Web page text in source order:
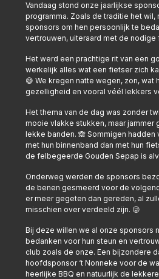
Vandaag stond onze jaarlijkse
programma. Zoals de traditie het wil,
sponsors om hen persoonlijk te
vertrouwen, uiteraard met de nodige
Het werd een prachtige rit van een
werkelijk alles wat een fietser zich
😅 We kregen natte wegen, zon, wat
gezelligheid en vooral véél lekkers
Het thema van de dag was zonder
mooie vlakke stukken, maar jammer
lekke banden. 🙈 Sommigen hadden
met hun binnenband dan met hun
de felbegeerde Gouden Sepap is
Onderweg werden de sponsors
de benen gesmeerd voor de
er meer gegeten dan gereden, al
misschien over verdeeld zijn. 😜
Bij deze willen we al onze sponsors
bedanken voor hun steun en
club zoals de onze. Een bijzondere
hoofdsponsor ‘t Nonneke voor de
heerlijke BBQ en natuurlijk de